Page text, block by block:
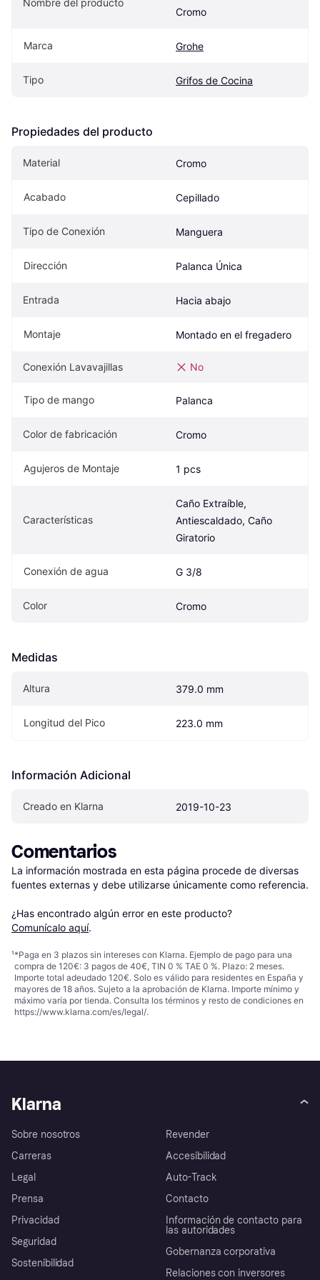
Cromo
Marca Grohe
Tipo Grifos de Cocina
Propiedades del producto
Material Cromo
Acabado Cepillado
Tipo de Conexión Manguera
Dirección Palanca Única
Entrada Hacia abajo
Montaje Montado en el fregadero
Conexión Lavavajillas No
Tipo de mango Palanca
Color de fabricación Cromo
Agujeros de Montaje 1 pcs
Características
Caño Extraíble,
Antiescaldado, Caño
Giratorio
Conexión de agua G 3/8
Color Cromo
Medidas
Altura 379.0 mm
Longitud del Pico 223.0 mm
Información Adicional
Creado en Klarna 2019-10-23
Comentarios
La información mostrada en esta página procede de diversas
fuentes externas y debe utilizarse únicamente como referencia.
¿Has encontrado algún error en este producto?
Comunícalo aquí.
¹*Paga en 3 plazos sin intereses con Klarna. Ejemplo de pago para una
compra de 120€: 3 pagos de 40€, TIN 0 % TAE 0 %. Plazo: 2 meses.
Importe total adeudado 120€. Solo es válido para residentes en España y
mayores de 18 años. Sujeto a la aprobación de Klarna. Importe mínimo y
máximo varía por tienda. Consulta los términos y resto de condiciones en
https://www.klarna.com/es/legal/.
Klarna
Sobre nosotros
Carreras
Legal
Prensa
Privacidad
Seguridad
Sostenibilidad
Revender
Accesibilidad
Auto-Track
Contacto
Información de contacto para
las autoridades
Gobernanza corporativa
Relaciones con inversores